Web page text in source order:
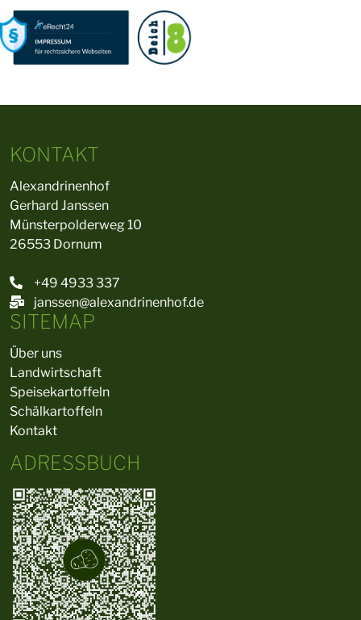
KONTAKT
Alexandrinenhof
Gerhard Janssen
Münsterpolderweg 10
26553 Dornum
+49 4933 337
janssen@alexandrinenhof.de
SITEMAP
Über uns
Landwirtschaft
Speisekartoffeln
Schälkartoffeln
Kontakt
ADRESSBUCH